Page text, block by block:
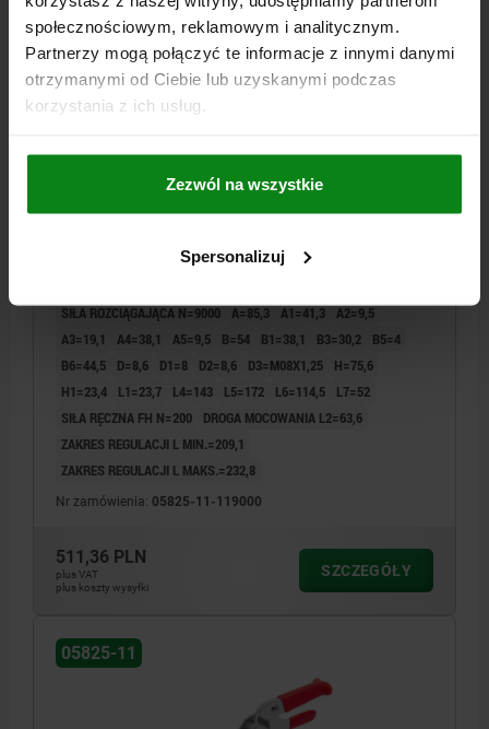
społecznościowym, reklamowym i analitycznym.
Partnerzy mogą połączyć te informacje z innymi danymi
otrzymanymi od Ciebie lub uzyskanymi podczas
korzystania z ich usług.
Zezwól na wszystkie
Spersonalizuj
05825-11
SZTUCZNE CZERWONY OLEJOODPORNY
SIŁA ROZCIĄGAJĄCA N=9000 A=85,3 A1=41,3 A2=9,5
A3=19,1
A4=38,1 A5=9,5 B=54 B1=38,1 B3=30,2
B5=4
B6=44,5
D=8,6 D1=8 D2=8,6 D3=M08X1,25
H=75,6
H1=23,4
L1=23,7 L4=143 L5=172 L6=114,5
L7=52
SIŁA RĘCZNA FH N=200
DROGA MOCOWANIA L2=63,6
ZAKRES REGULACJI L MIN.=209,1
ZAKRES REGULACJI L MAKS.=232,8
Nr zamówienia: 05825-11-119000
511,36 PLN
plus VAT
plus koszty wysyłki
SZCZEGÓŁY
05825-11